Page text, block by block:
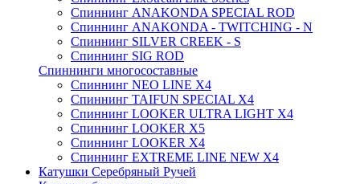
Спиннинг ANAKONDA SPECIAL ROD
Спиннинг ANAKONDA - TWITCHING - N
Спиннинг SILVER CREEK - S
Спиннинг SIG ROD
Спиннинги многосоставные
Спиннинг NEO LINE X4
Спиннинг TAIFUN SPECIAL X4
Спиннинг LOOKER ULTRA LIGHT X4
Спиннинг LOOKER X5
Спиннинг LOOKER X4
Спиннинг EXTREME LINE NEW X4
Катушки Серебряный Ручей